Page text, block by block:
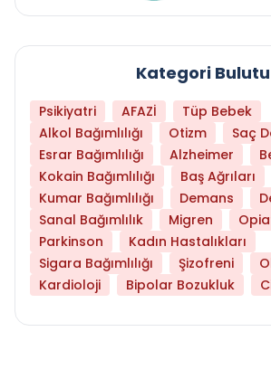
Kategori Bulutu
Psikiyatri AFAZİ
Tüp Bebek
Alkol Bağımlılığı
Otizm
Saç
Esrar Bağımlılığı
Alzheimer
Kokain Bağımlılığı
Baş Ağrıları
Kumar Bağımlılığı
Demans
Sanal Bağımlılık
Migren
Parkinson
Kadın Hastalıkları
Sigara Bağımlılığı
Şizofreni
Kardioloji
Bipolar Bozukluk